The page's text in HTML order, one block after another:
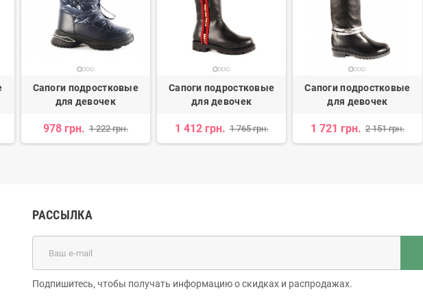
Сапоги подростковые
для девочек
978 грн. 1 222 грн.
Сапоги подростковые
для девочек
1 412 грн. 1 765 грн.
Сапоги подростковые
для девочек
1 721 грн. 2 151 грн.
РАССЫЛКА
Подпишитесь, чтобы получать информацию о скидках и распродажах.